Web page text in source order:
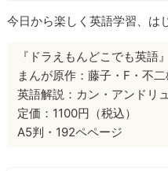
今日から楽しく英語学習、は
『ドラえもんどこでも英語』
まんが原作：藤子・F・不
英語解説：カン・アンドリ
定価：1100円（税込）
A5判・192ペページ